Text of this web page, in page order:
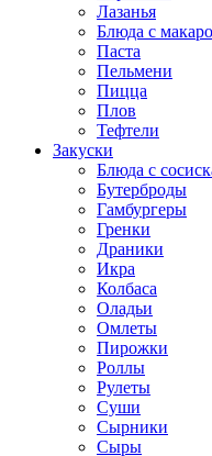
Лазанья
Блюда с
Паста
Пельмени
Пицца
Плов
Тефтели
Закуски
Блюда с
Бутерброды
Гамбургеры
Гренки
Драники
Икра
Колбаса
Оладьи
Омлеты
Пирожки
Роллы
Рулеты
Суши
Сырники
Сыры